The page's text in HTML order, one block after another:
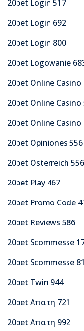
20bet Login 517
20bet Login 692
20bet Login 800
20bet Logowanie
20bet Online Casino
20bet Online Casino
20bet Online Casino
20bet Opiniones 556
20bet Osterreich 556
20bet Play 467
20bet Promo Code
20bet Reviews 586
20bet Scommesse
20bet Scommesse
20bet Twin 944
20bet Απατη 721
20bet Απατη 992